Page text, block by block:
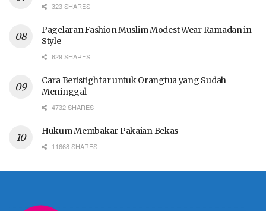
323 SHARES
Pagelaran Fashion Muslim Modest Wear Ramadan in
Style
629 SHARES
Cara Beristighfar untuk Orangtua yang Sudah
Meninggal
4732 SHARES
Hukum Membakar Pakaian Bekas
11668 SHARES